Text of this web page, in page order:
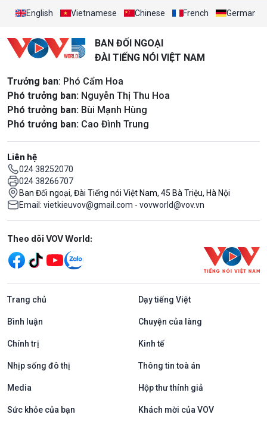
English Vietnamese Chinese French German
BAN ĐỐI NGOẠI
ĐÀI TIẾNG NÓI VIỆT NAM
Trưởng ban: Phó Cẩm Hoa
Phó trưởng ban: Nguyễn Thị Thu Hoa
Phó trưởng ban: Bùi Mạnh Hùng
Phó trưởng ban: Cao Đình Trung
Liên hệ
024 38252070
024 38266707
Ban Đối ngoại, Đài Tiếng nói Việt Nam, 45 Bà Triệu, Hà Nội
Email: vietkieuvov@gmail.com - vovworld@vov.vn
Mạng xã hội
Theo dõi VOV World:
Trang chủ Dạy tiếng Việt
Bình luận Chuyện của làng
Chính trị Kinh tế
Nhịp sống đô thị Thông tin toà án
Media Hộp thư thính giả
Sức khỏe của bạn Khách mời của VOV